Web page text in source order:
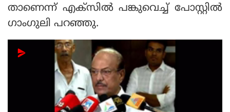
താണെന്ന് എക്‌സില്‍ പങ്കുവെച്ച് പോസ്റ്റില്‍
ഗാംഗുലി പറഞ്ഞു.